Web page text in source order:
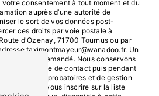
votre consentement à tout moment et du
auprès d’une autorité de
le sort de vos données post-
ces droits par voie postale à
d'Ozenay, 71700 Tournus ou par
taximontmayeur@wanadoo.fr. Un
vous être demandé. Nous conservons
de prise de contact puis pendant
aux fins probatoires et de gestion
le droit de vous inscrire sur la liste